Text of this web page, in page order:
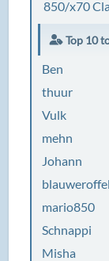
850/x70
Top 10
Ben
thuur
Vulk
mehn
Johann
blauweroffel
mario850
Schnappi
Misha